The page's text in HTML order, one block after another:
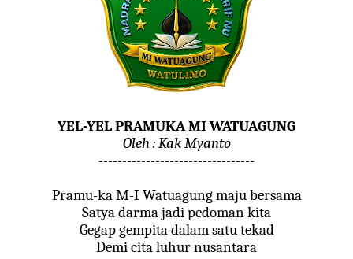
YEL-YEL PRAMUKA MI WATUAGUNG
Oleh : Kak Myanto
---------------------------------
Pramu-ka M-I Watuagung maju bersama
Satya darma jadi pedoman kita
Gegap gempita dalam satu tekad
Demi cita luhur nusantara